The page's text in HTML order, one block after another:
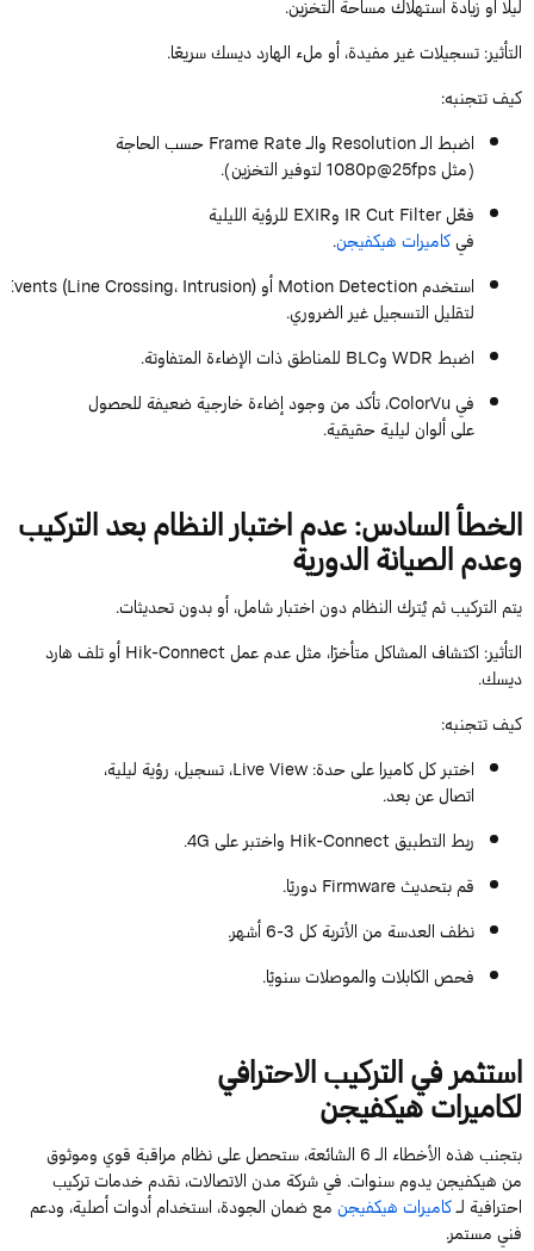
التأثير: تسجيلات غير مفيدة، أو ملء الهارد ديسك سريعًا.
كيف تتجنبه:
اضبط الـResolution والـ FrameRate حسب الحاجة
(مثل1080p@25fpsلتوفير التخزين).
فعّل
IRCutFilter وEXIR للرؤية الليلية
فيكاميراتهيكفيجن.
استخدم
MotionDetection أو Events(LineCrossing،Intrusion)
لتقليل التسجيل غير الضروري.
اضبطWDRوBLC للمناطق ذات الإضاءة المتفاوتة.
فيColorVu، تأكد من وجود إضاءة خارجية ضعيفة للحصول
على ألوان ليلية حقيقية.
الخطأ السادس: عدم اختبار النظام بعد التركيب
وعدم الصيانة الدورية
يتم التركيب ثم يُترك النظام دون اختبار شامل، أو بدون تحديثات.
التأثير: اكتشاف المشاكل متأخرًا، مثل عدم عملHik-Connectأو تلف هارد
ديسك.
كيف تتجنبه:
اختبر كل كاميرا على حدة:
LiveView ، تسجيل، رؤية ليلية،
اتصال عن بعد.
ربط التطبيقHik-Connect واختبر على4G.
قم بتحديثFirmwareدوريًا.
نظف العدسة من الأتربة كل3
-
6أشهر.
فحص الكابلات والموصلات سنويًا.
استثمر في التركيب الاحترافي
لكاميراتهيكفيجن
بتجنب هذه الأخطاءالـ6 الشائعة، ستحصل على نظام مراقبة قوي وموثوق
منهيكفيجنيدوم سنوات. في شركة مدن الاتصالات، نقدم خدمات تركيب
احترافية لـكاميراتهيكفيجنمع ضمان الجودة، استخدام أدوات أصلية، ودعم
فني مستمر.